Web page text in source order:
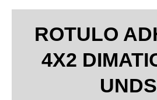
ROTULO
4X2